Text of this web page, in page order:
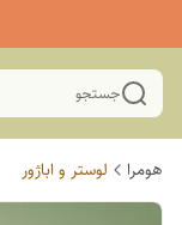
جستجو
هومرا لوستر و اباژور